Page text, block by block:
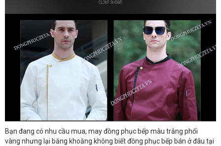
Bạn đang có nhu cầu mua, may đồng phục bếp màu trắng phối
vàng nhưng lại băng khoăng không biết đồng phục bếp bán ở đâu tại